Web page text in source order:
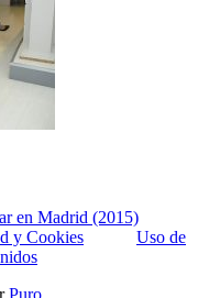
en Madrid (2015)
y Cookies
Uso de
Puro